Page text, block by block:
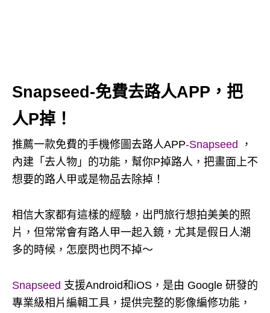
Snapseed-免費去路人APP，把
人P掉！
推薦一款免費的手機修圖去路人APP-Snapseed
，
內建「去人物」的功能，幫你P掉路人，把畫面上不
想要的路人甲或是物品去除掉！
相信大家都有這樣的經驗，出門旅行想拍美美的照
片，但常常會有路人甲一起入鏡，尤其是假日人潮
多的時候，怎麼閃也閃不掉～
Snapseed 支援Android和iOS，是由 Google 研發的
專業級相片編輯工具，提供完整的影像編修功能，